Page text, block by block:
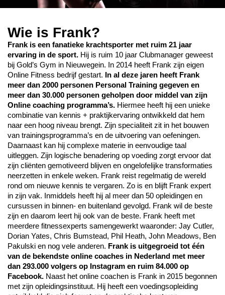
Wie is Frank?
Frank is een fanatieke krachtsporter met ruim 21 jaar
ervaring in de sport. Hij is ruim 10 jaar Clubmanager geweest
bij Gold’s Gym in Nieuwegein. In 2014 heeft Frank zijn eigen
Online Fitness bedrijf gestart. In al deze jaren heeft Frank
meer dan 2000 personen Personal Training gegeven en
meer dan 30.000 personen geholpen door middel van zijn
Online coaching programma’s. Hiermee heeft hij een unieke
combinatie van kennis + praktijkervaring ontwikkeld dat hem
naar een hoog niveau brengt. Zijn specialiteit zit in het bouwen
van trainingsprogramma’s en de uitvoering van oefeningen.
Daarnaast kan hij complexe materie in eenvoudige taal
uitleggen. Zijn logische benadering op voeding zorgt ervoor dat
zijn cliënten gemotiveerd blijven en ongelofelijke transformaties
neerzetten in enkele weken. Frank reist regelmatig de wereld
rond om nieuwe kennis te vergaren. Zo is en blijft Frank expert
in zijn vak. Inmiddels heeft hij al meer dan 50 opleidingen en
cursussen in binnen- en buitenland gevolgd. Frank wil de beste
zijn en daarom leert hij ook van de beste. Frank heeft met
meerdere fitnessexperts samengewerkt waaronder: Jay Cutler,
Dorian Yates, Chris Bumstead, Phil Heath, John Meadows, Ben
Pakulski en nog vele anderen. Frank is uitgegroeid tot één
van de bekendste online coaches in Nederland met meer
dan 293.000 volgers op Instagram en ruim 84.000 op
Facebook. Naast het online coachen is Frank in 2015 begonnen
met zijn opleidingsinstituut. Hij heeft een voedingsopleiding